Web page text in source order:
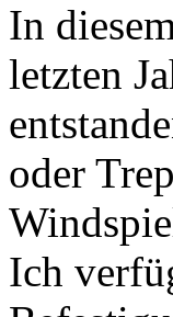
In
letzten
oder
Ich